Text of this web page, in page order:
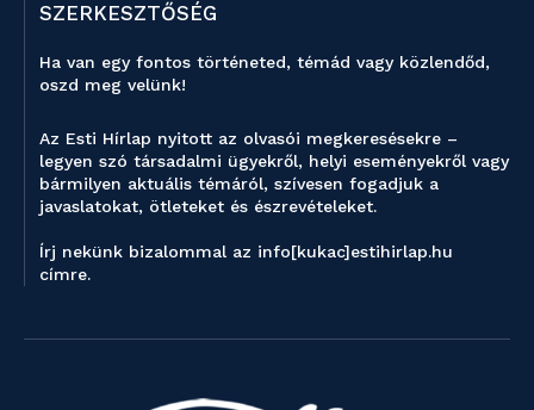
SZERKESZTŐSÉG
Ha van egy fontos történeted, témád vagy közlendőd,
oszd meg velünk!
Az Esti Hírlap nyitott az olvasói megkeresésekre –
legyen szó társadalmi ügyekről, helyi eseményekről vagy
bármilyen aktuális témáról, szívesen fogadjuk a
javaslatokat, ötleteket és észrevételeket.
Írj nekünk bizalommal az info[kukac]estihirlap.hu
címre.